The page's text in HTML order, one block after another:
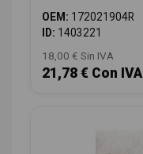
OEM: 172021904R
ID: 1403221
18,00 € Sin IVA
21,78 € Con IVA